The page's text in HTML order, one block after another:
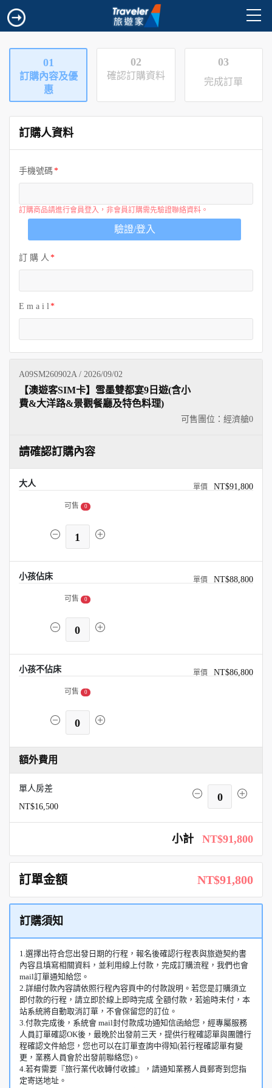
01
訂購內容及優
惠
02
確認訂購資料
03
完成訂單
訂購人資料
手機號碼
訂購商品請進行會員登入，非會員訂購需先驗證聯絡資料。
驗證/登入
訂 購 人
E m a i l
A09SM260902A / 2026/09/02
可售團位：經濟艙0
【澳遊客SIM卡】雪墨雙都宴9日遊(含小
費&大洋路&景觀餐廳及特色料理)
請確認訂購內容
大人 NT$91,800
可售 0
1
小孩佔床 NT$88,800
可售 0
0
小孩不佔床 NT$86,800
可售 0
0
額外費用
單人房差
NT$16,500
0
小計 NT$91,800
訂單金額 NT$91,800
訂購須知
1.選擇出符合您出發日期的行程，報名後確認行程表與旅遊契約書
內容且填寫相關資料，並利用線上付款，完成訂購流程，我們也會
mail訂單通知給您。
2.詳細付款內容請依照行程內容頁中的付款說明。若您是訂購須立
即付款的行程，請立即於線上即時完成 全額付款，若逾時未付，本
站系統將自動取消訂單，不會保留您的訂位。
3.付款完成後，系統會 mail封付款成功通知信函給您，經專屬服務
人員訂單確認OK後，最晚於出發前三天，提供行程確認單與團體行
程確認文件給您，您也可以在訂單查詢中得知(若行程確認單有變
更，業務人員會於出發前聯絡您)。
4.若有需要『旅行業代收轉付收據』，請通知業務人員郵寄到您指
定寄送地址。